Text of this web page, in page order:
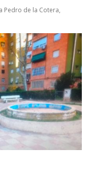
Pedro de la Cotera,